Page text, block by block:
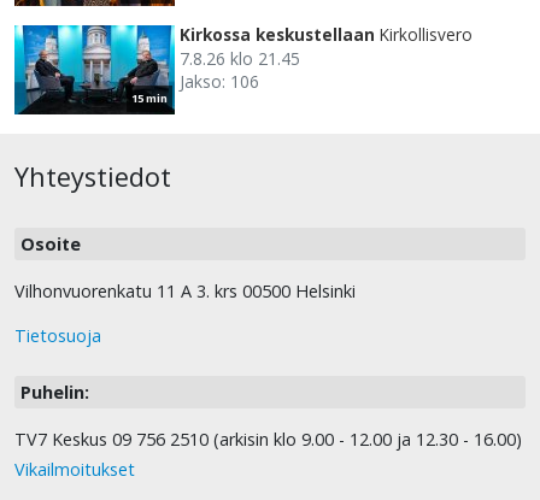
15 min
Kirkossa keskustellaan Kirkollisvero
7.8.26 klo 21.45
Jakso: 106
Yhteystiedot
Osoite
Vilhonvuorenkatu 11 A 3. krs 00500 Helsinki
Tietosuoja
Puhelin:
TV7 Keskus 09 756 2510 (arkisin klo 9.00 - 12.00 ja 12.30 - 16.00)
Vikailmoitukset